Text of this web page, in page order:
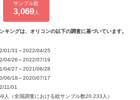
サンプル数
3,069人
キングは、オリコンの以下の調査に基づいています。
01/31～2022/04/25
04/26～2022/07/19
04/27～2021/06/28
06/18～2020/07/17
11/01
人（全国調査における総サンプル数20,233人）